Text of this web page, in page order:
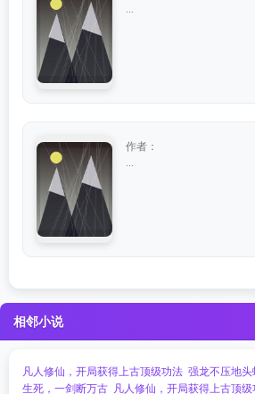
作者：
相邻小说
凡人修仙，开局获得上古顶级功法 强龙不压地头
生死，一剑断万古 凡人修仙，开局获得上古顶级